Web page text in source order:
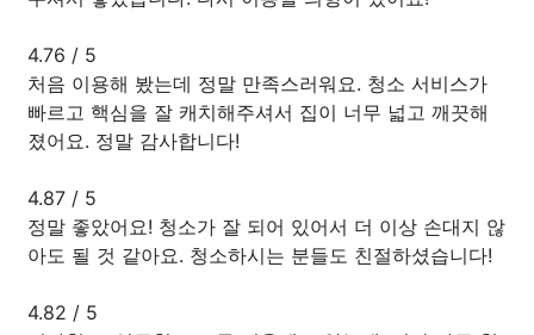
4.76 / 5
처음 이용해 봤는데 정말 만족스러워요. 청소 서비스가
빠르고 핵심을 잘 캐치해주셔서 집이 너무 넓고 깨끗해
졌어요. 정말 감사합니다!
4.87 / 5
정말 좋았어요! 청소가 잘 되어 있어서 더 이상 손대지 않
아도 될 것 같아요. 청소하시는 분들도 친절하셨습니다!
4.82 / 5